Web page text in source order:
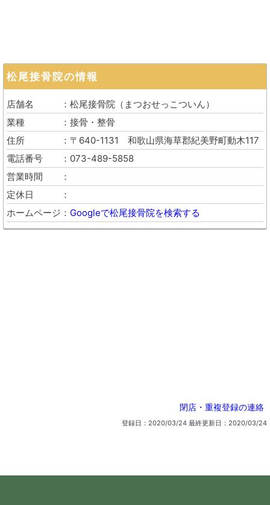
松尾接骨院の情報
店舗名 松尾接骨院 （ まつおせっこついん）
業種
接骨・整骨
住所
〒640-1131 和歌山県海草郡紀美野町動木117
電話番号
073-489-5858
営業時間
定休日
ホームページ
Googleで松尾接骨院を検索する
閉店・重複登録の連絡
登録日：2020/03/24 最終更新日：2020/03/24